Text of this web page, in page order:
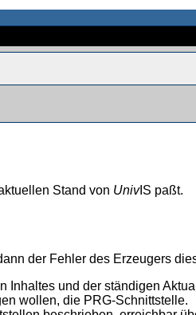
Stand von UnivIS paßt.
der Fehler des Erzeugers
Inhaltes und der ständigen
wollen, die PRG-Schnittstelle.